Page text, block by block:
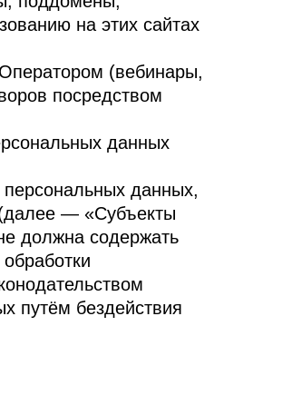
на этих сайтах
(вебинары,
посредством
данных
данных,
— «Субъекты
должна содержать
путём бездействия